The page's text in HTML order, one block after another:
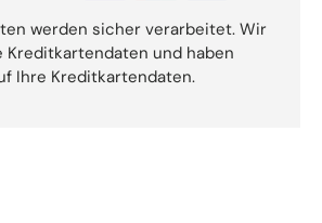
werden sicher verarbeitet. Wir
Kreditkartendaten und haben
Ihre Kreditkartendaten.